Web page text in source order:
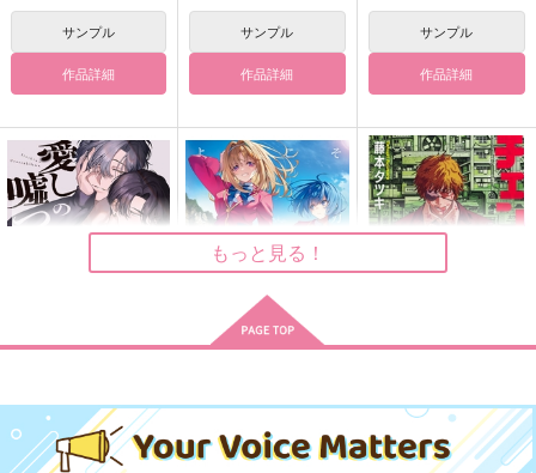
in the end
そぞろ
南雲×女夢主
ふたりのさかさまバレ
ンタイン・黒
IN THE BOX
550円（税込）
流川楓×安田靖春
サンプル
ダイヤモンド・イン・
ザ・ラフ
杜々屋
550円（税込）
サンプル
作品詳細
サンプル
作品詳細
サンプル
作品詳細
三交社
840円（税込）
の教室へ 3年生編4
KADOKAWA
集英社インター
572円（税込）
もっと見る！